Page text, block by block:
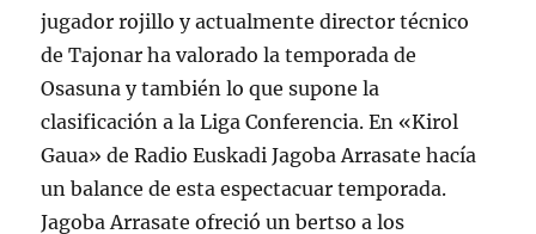
jugador rojillo y actualmente director técnico
de Tajonar ha valorado la temporada de
Osasuna y también lo que supone la
clasificación a la Liga Conferencia. En «Kirol
Gaua» de Radio Euskadi Jagoba Arrasate hacía
un balance de esta espectacuar temporada.
Jagoba Arrasate ofreció un bertso a los